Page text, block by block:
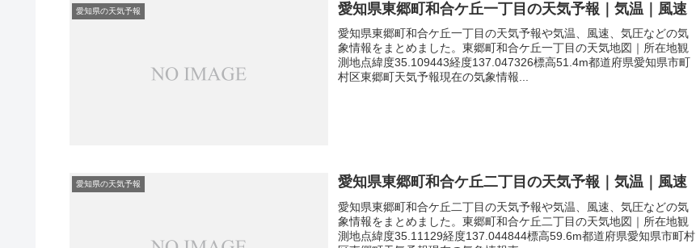
愛知県の天気予報 愛知県東郷町和合ケ丘一丁目の天気予報｜気温｜風速
愛知県東郷町和合ケ丘一丁目の天気予報や気温、風速、気圧などの気
象情報をまとめました。東郷町和合ケ丘一丁目の天気地図｜所在地観
測地点緯度35.109443経度137.047326標高51.4m都道府県愛知県市町
村区東郷町天気予報現在の気象情報...
愛知県の天気予報 愛知県東郷町和合ケ丘二丁目の天気予報｜気温｜風速
愛知県東郷町和合ケ丘二丁目の天気予報や気温、風速、気圧などの気
象情報をまとめました。東郷町和合ケ丘二丁目の天気地図｜所在地観
測地点緯度35.11129経度137.044844標高59.6m都道府県愛知県市町村